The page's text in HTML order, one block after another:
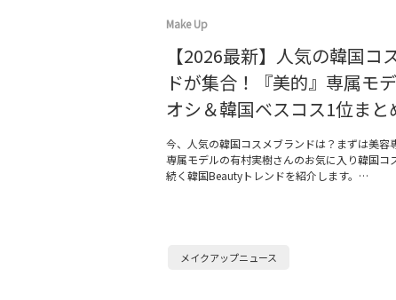
Make Up
【2026最新】人気の韓国コ
ドが集合！『美的』専属モ
オシ＆韓国ベスコス1位まと
今、人気の韓国コスメブランドは？まずは美容
専属モデルの有村実樹さんのお気に入り韓国コ
続く韓国Beautyトレンドを紹介します。…
メイクアップニュース